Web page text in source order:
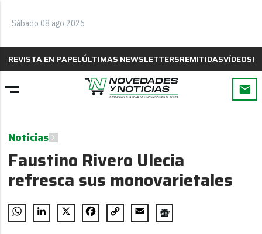
Sábado 08 ago 2026
REVISTA EN PAPELÚLTIMAS NEWSLETTERSREMITIDASVÍDEOS
Noticias
Faustino Rivero Ulecia
refresca sus monovarietales
WhatsAppLinkedIn
X FacebookCopy
Email